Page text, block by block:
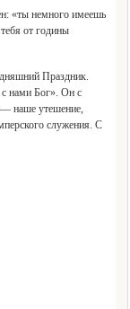
«ты немного имеешь
от годины
Праздник.
с нами Бог». Он с
наше утешение,
служения. С